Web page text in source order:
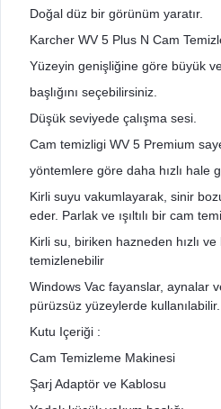
Doğal düz bir görünüm yaratır.
Karcher WV 5 Plus N Cam
Yüzeyin genişliğine göre büyük
başlığını seçebilirsiniz.
Düşük seviyede çalışma sesi.
Cam temizligi WV 5 Premium
yöntemlere göre daha hızlı hale
Kirli suyu vakumlayarak, sinir
eder. Parlak ve ışıltılı bir cam
Kirli su, biriken hazneden hızlı
temizlenebilir
Windows Vac fayanslar, aynalar
pürüzsüz yüzeylerde kullanılabilir.
Kutu Içeriği :
Cam Temizleme Makinesi
Şarj Adaptör ve Kablosu